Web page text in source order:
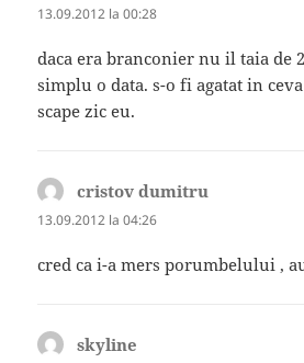
13.09.2012 la 00:28
daca era branconier nu il taia de
simplu o data. s-o fi agatat in
scape zic eu.
cristov dumitru
13.09.2012 la 04:26
cred ca i-a mers porumbelului ,
skyline